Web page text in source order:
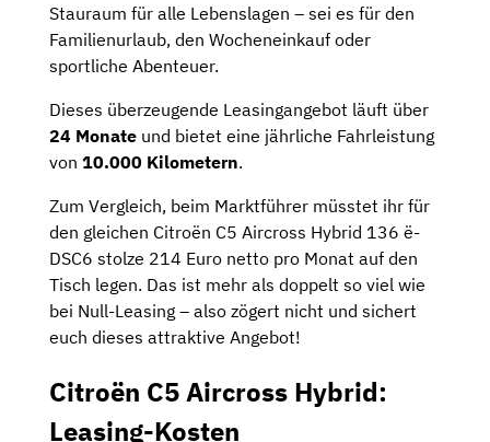
Stauraum für alle Lebenslagen – sei es für den
Familienurlaub, den Wocheneinkauf oder
sportliche Abenteuer.
Dieses überzeugende Leasingangebot läuft über
24 Monate und bietet eine jährliche Fahrleistung
von 10.000 Kilometern.
Zum Vergleich, beim Marktführer müsstet ihr für
den gleichen Citroën C5 Aircross Hybrid 136 ë-
DSC6 stolze 214 Euro netto pro Monat auf den
Tisch legen. Das ist mehr als doppelt so viel wie
bei Null-Leasing – also zögert nicht und sichert
euch dieses attraktive Angebot!
Citroën C5 Aircross Hybrid:
Leasing-Kosten